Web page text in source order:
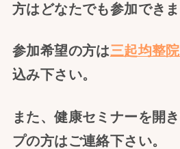
方はどなたでも参加できま
参加希望の方は三起均整
込み下さい。
また、健康セミナーを開
プの方はご連絡下さい。